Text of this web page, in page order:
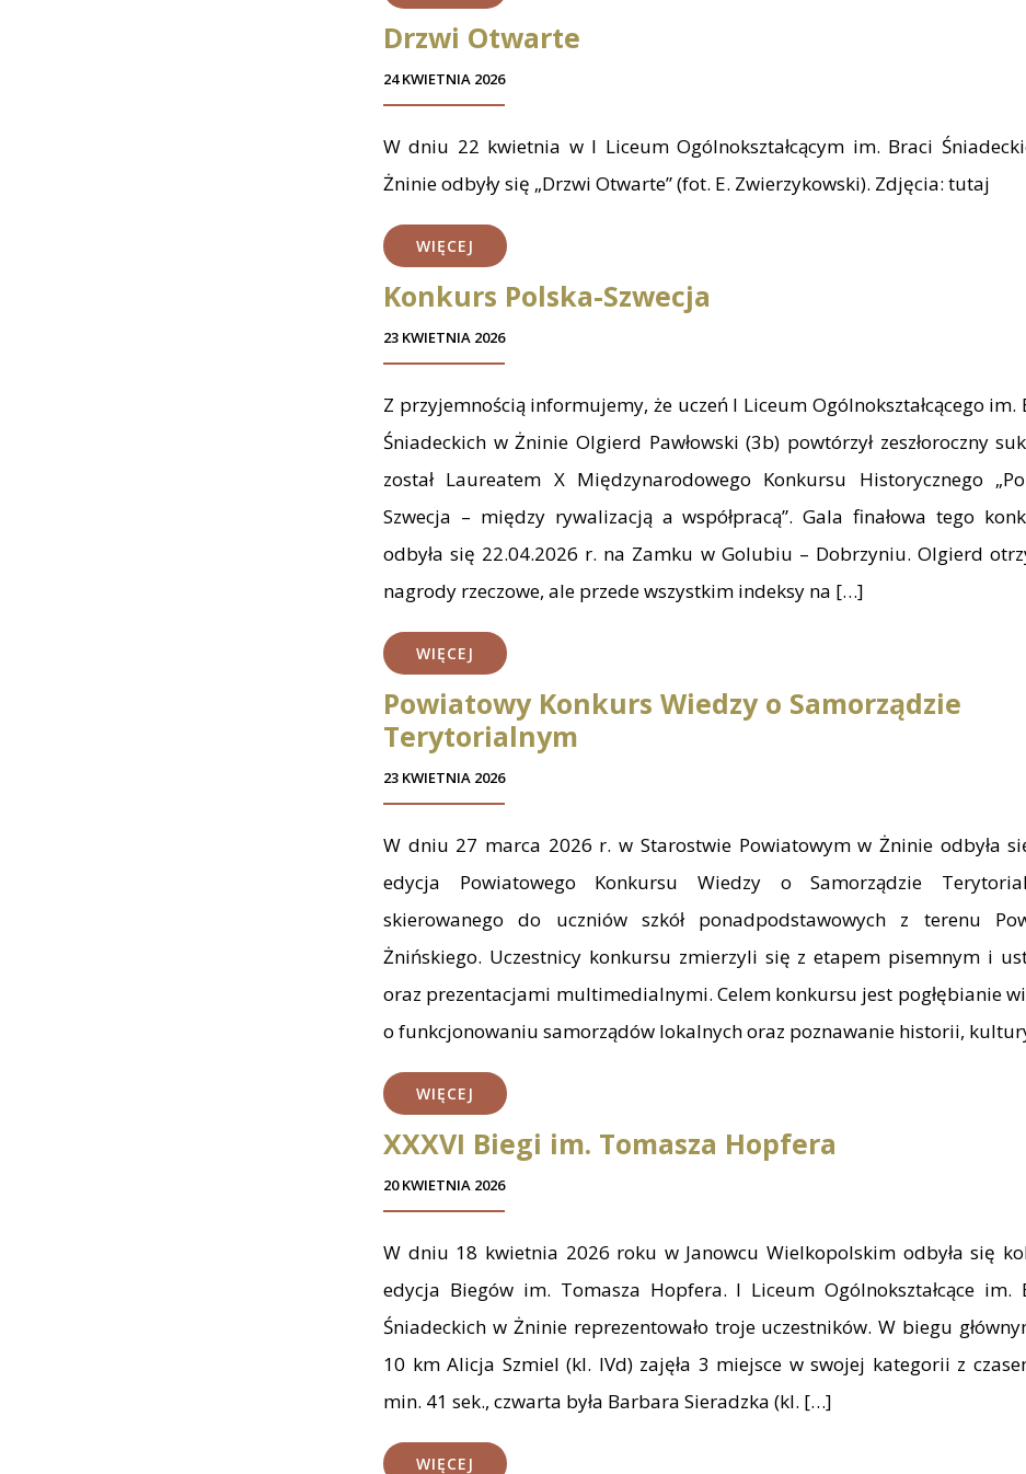
Drzwi Otwarte
24 KWIETNIA 2026
W dniu 22 kwietnia w I Liceum Ogólnokształcącym im. Braci
Żninie odbyły się „Drzwi Otwarte” (fot. E. Zwierzykowski). Zdjęcia: tutaj
WIĘCEJ
Konkurs Polska-Szwecja
23 KWIETNIA 2026
Z przyjemnością informujemy, że uczeń I Liceum Ogólnokształcącego im.
Śniadeckich w Żninie Olgierd Pawłowski (3b) powtórzył zeszłoroczny
został Laureatem X Międzynarodowego Konkursu Historycznego
Szwecja – między rywalizacją a współpracą”. Gala finałowa tego
odbyła się 22.04.2026 r. na Zamku w Golubiu – Dobrzyniu. Olgierd
nagrody rzeczowe, ale przede wszystkim indeksy na […]
WIĘCEJ
Powiatowy Konkurs Wiedzy o Samorządzie
Terytorialnym
23 KWIETNIA 2026
W dniu 27 marca 2026 r. w Starostwie Powiatowym w Żninie odbyła
edycja Powiatowego Konkursu Wiedzy o Samorządzie
skierowanego do uczniów szkół ponadpodstawowych z terenu
Żnińskiego. Uczestnicy konkursu zmierzyli się z etapem pisemnym i
oraz prezentacjami multimedialnymi. Celem konkursu jest pogłębianie
o funkcjonowaniu samorządów lokalnych oraz poznawanie historii,
WIĘCEJ
XXXVI Biegi im. Tomasza Hopfera
20 KWIETNIA 2026
W dniu 18 kwietnia 2026 roku w Janowcu Wielkopolskim odbyła się
edycja Biegów im. Tomasza Hopfera. I Liceum Ogólnokształcące im.
Śniadeckich w Żninie reprezentowało troje uczestników. W biegu
10 km Alicja Szmiel (kl. IVd) zajęła 3 miejsce w swojej kategorii z
min. 41 sek., czwarta była Barbara Sieradzka (kl. […]
WIĘCEJ